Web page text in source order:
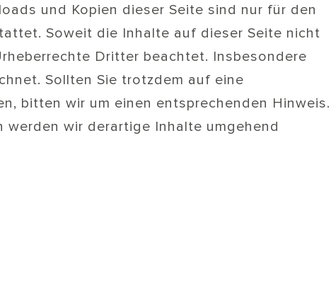
und Kopien dieser Seite sind nur für den
Soweit die Inhalte auf dieser Seite nicht
Dritter beachtet. Insbesondere
Sollten Sie trotzdem auf eine
bitten wir um einen entsprechenden Hinweis.
wir derartige Inhalte umgehend